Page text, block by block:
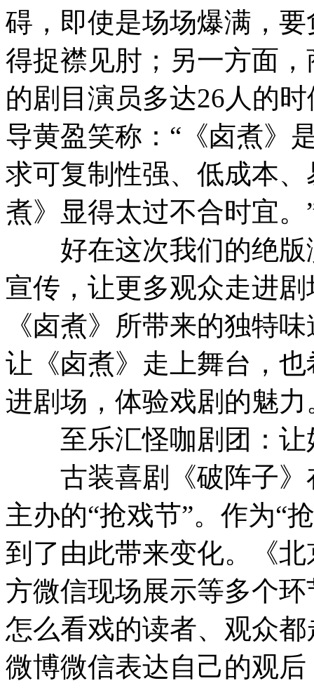
碍，即使是场场爆满，
得捉襟见肘；另一方面
的剧目演员多达26人的
导黄盈笑称：“《卤煮》
求可复制性强、低成本
煮》显得太过不合时宜。
好在这次我们的绝版
宣传，让更多观众走进
《卤煮》所带来的独特
让《卤煮》走上舞台，
进剧场，体验戏剧的魅力
至乐汇怪咖剧团：让
古装喜剧《破阵子》
主办的“抢戏节”。作为“
到了由此带来变化。《
方微信现场展示等多个
怎么看戏的读者、观众
微博微信表达自己的观